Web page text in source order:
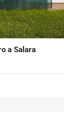
140 m2
a Salara